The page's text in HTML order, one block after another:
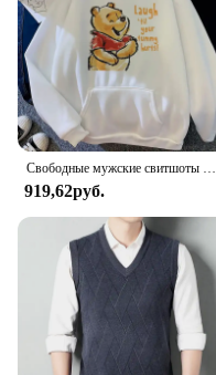
Свободные мужские свитшоты Disney с карманами, мультяшный медведь, Винни-Пух, одежда с принтом, мужские худи, популярный пуловер на осень и зиму
919,62руб.